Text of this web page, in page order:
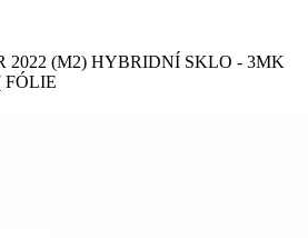
2022 (M2) HYBRIDNÍ SKLO - 3MK
FÓLIE